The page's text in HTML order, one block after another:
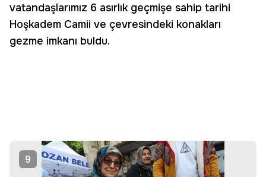
vatandaşlarımız 6 asırlık geçmişe sahip tarihi
Hoşkadem Camii ve çevresindeki konakları
gezme imkanı buldu.
9